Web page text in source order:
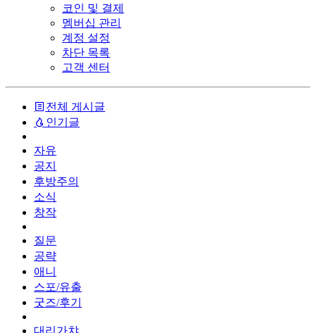
코인 및 결제
멤버십 관리
계정 설정
차단 목록
고객 센터
전체 게시글
인기글
자유
공지
후방주의
소식
창작
질문
공략
애니
스포/유출
굿즈/후기
대리가챠